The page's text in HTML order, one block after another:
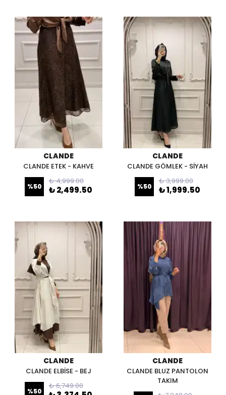
CLANDE
CLANDE ETEK - KAHVE
%50
₺ 4,999.00
₺ 2,499.50
CLANDE
CLANDE GÖMLEK - SİYAH
%50
₺ 3,999.00
₺ 1,999.50
CLANDE
CLANDE ELBİSE - BEJ
%50
₺ 6,749.00
CLANDE
CLANDE BLUZ PANTOLON
TAKIM